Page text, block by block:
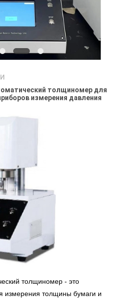
толщиномер для
измерения давления
толщиномер - это
измерения толщины бумаги и